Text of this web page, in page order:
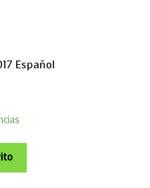
Español